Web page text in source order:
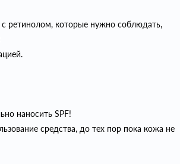
с ретинолом, которые нужно соблюдать,
наносить SPF!
средства, до тех пор пока кожа не